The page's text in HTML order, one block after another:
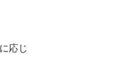
応じ